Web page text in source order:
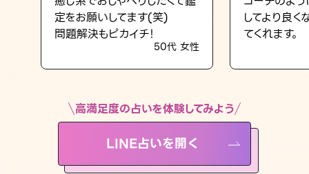
LINE占いを開く
※LINEアプリ内のサービスページへ遷移します
定をお願いしてます(笑)
問題解決もピカイチ！
50代 女性
してより良
てくれます。
高満足度の占いを体験してみよう
LINE占いを開く